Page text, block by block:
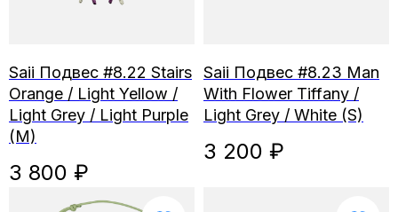
Saii Подвес #8.22 Stairs
Orange / Light Yellow /
Light Grey / Light Purple
(M)
3 800 ₽
Saii Подвес #8.23 Man
With Flower Tiffany /
Light Grey / White (S)
3 200 ₽